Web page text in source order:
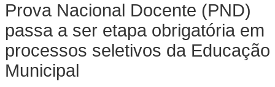
Prova Nacional Docente (PND)
passa a ser etapa obrigatória em
processos seletivos da Educação
Municipal